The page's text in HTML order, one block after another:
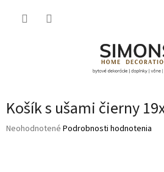
Košík s ušami čierny
Priemerné
Neohodnotené Podrobnosti hodnotenia